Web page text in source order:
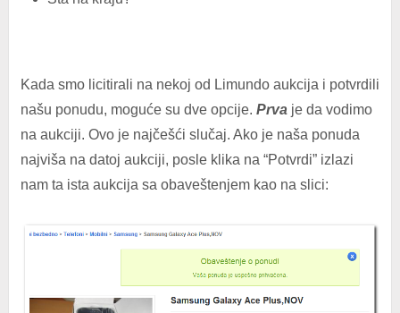
Kada smo licitirali na nekoj od Limundo aukcija i potvrdili
našu ponudu, moguće su dve opcije. Prva je da vodimo
na aukciji. Ovo je najčešći slučaj. Ako je naša ponuda
najviša na datoj aukciji, posle klika na “Potvrdi” izlazi
nam ta ista aukcija sa obaveštenjem kao na slici: